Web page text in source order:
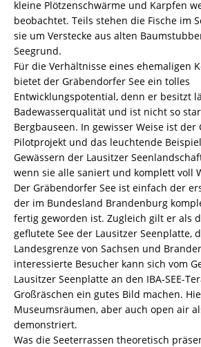
kleine Plötzenschwärme und Karpfen
beobachtet. Teils stehen die Fische im
sie um Verstecke aus alten
Seegrund.
Für die Verhältnisse eines ehemaligen
bietet der Gräbendorfer See ein tolles
Entwicklungspotential, denn er besitzt
Badewasserqualität und ist nicht so
Bergbauseen. In gewisser Weise ist der
Pilotprojekt und das leuchtende
Gewässern der Lausitzer
wenn sie alle saniert und komplett voll
Der Gräbendorfer See ist einfach der
der im Bundesland Brandenburg
fertig geworden ist. Zugleich gilt er als
geflutete See der Lausitzer Seenplatte,
Landesgrenze von Sachsen und
interessierte Besucher kann sich vom
Lausitzer Seenplatte an den IBA-SEE-
Großräschen ein gutes Bild machen.
Museumsräumen, aber auch open air
demonstriert.
Was die Seeterrassen theoretisch